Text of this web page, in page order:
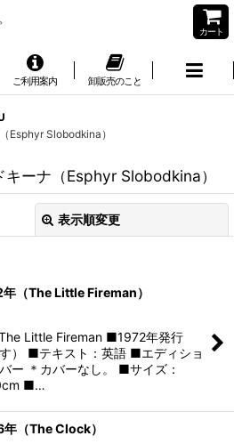
カート
ご利用案内 卸販売のこと
Esphyr Slobodkina）
ーナ（Esphyr Slobodkina）
表示順変更
絞り込む
年（The Little Fireman）
Little Fireman ■1972年発行
す） ■テキスト：英語 ■エディショ
ー ＊カバーなし。 ■サイズ：
■…
年（The Clock）